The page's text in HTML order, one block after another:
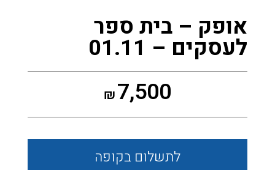
אופק – בית ספר
לעסקים – 01.11
₪7,500
לתשלום בקופה